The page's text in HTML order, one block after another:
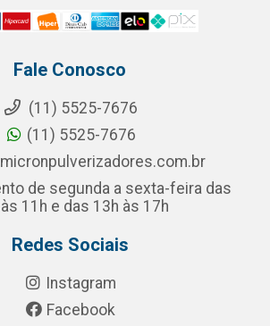
Fale Conosco
(11) 5525-7676
(11) 5525-7676
de segunda a sexta-feira das
11h e das 13h às 17h
Redes Sociais
Instagram
Facebook